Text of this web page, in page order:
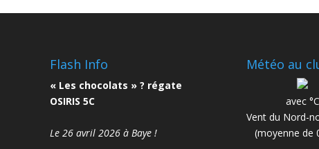
Flash Info
« Les chocolats » ? régate
OSIRIS 5C
Le 26 avril 2026 à Baye !
Météo au
avec °C
Vent du Nord-
(moyenne de